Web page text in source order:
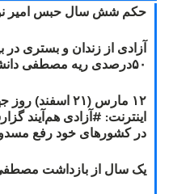
حکم شش سال حبس امیر
آزادی از زندان و بستری در
۵۰درصدی ریه مصطفی دانشجو
۱۲ مارس (۲۱
در کشورهای خود رفع
یک سال از بازداشت